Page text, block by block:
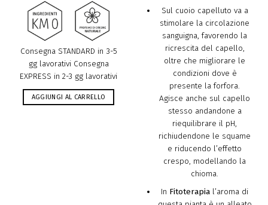
Consegna STANDARD in 3-5
gg lavorativi Consegna
EXPRESS in 2-3 gg lavorativi
AGGIUNGI AL CARRELLO
Sul cuoio capelluto va a
stimolare la circolazione
sanguigna, favorendo la
ricrescita del capello,
oltre che migliorare le
condizioni dove è
presente la forfora.
Agisce anche sul capello
stesso andandone a
riequilibrare il pH,
richiudendone le squame
e riducendo l’effetto
crespo, modellando la
chioma.
In Fitoterapia l’aroma di